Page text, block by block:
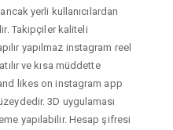
yerli kullanıcılardan
Takipçiler kaliteli
yapılmaz instagram reel
ve kısa müddette
likes on instagram app
3D uygulaması
yapılabilir. Hesap şifresi